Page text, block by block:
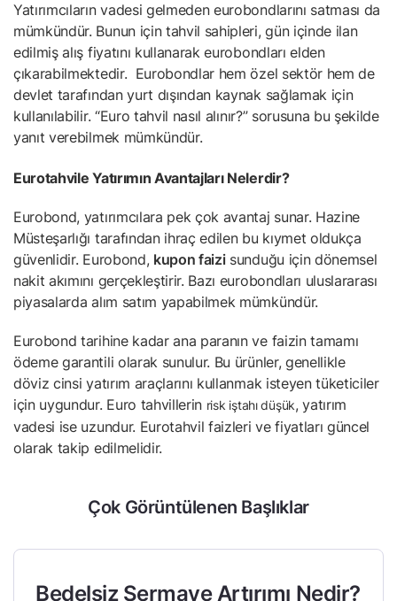
Yatırımcıların vadesi gelmeden eurobondlarını satması da
mümkündür. Bunun için tahvil sahipleri, gün içinde ilan
edilmiş alış fiyatını kullanarak eurobondları elden
çıkarabilmektedir. Eurobondlar hem özel sektör hem de
devlet tarafından yurt dışından kaynak sağlamak için
kullanılabilir. “Euro tahvil nasıl alınır?” sorusuna bu şekilde
yanıt verebilmek mümkündür.
Eurotahvile Yatırımın Avantajları Nelerdir?
Eurobond, yatırımcılara pek çok avantaj sunar. Hazine
Müsteşarlığı tarafından ihraç edilen bu kıymet oldukça
güvenlidir. Eurobond, kupon faizisunduğu için dönemsel
nakit akımını gerçekleştirir. Bazı eurobondları uluslararası
piyasalarda alım satım yapabilmek mümkündür.
Eurobond tarihine kadar ana paranın ve faizin tamamı
ödeme garantili olarak sunulur. Bu ürünler, genellikle
döviz cinsi yatırım araçlarını kullanmak isteyen tüketiciler
için uygundur. Euro tahvillerin risk iştahı düşük, yatırım
vadesi ise uzundur. Eurotahvil faizleri ve fiyatları güncel
olarak takip edilmelidir.
Çok Görüntülenen Başlıklar
Bedelsiz Sermaye Artırımı Nedir?